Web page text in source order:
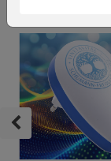
Einstellungen
Zurück